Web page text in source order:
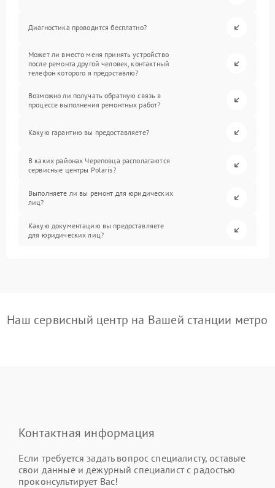
Диагностика проводится бесплатно?
Может ли вместо меня принять устройство
после ремонта другой человек, контактный
телефон которого я предоставлю?
Возможно ли получать обратную связь в
процессе выполнения ремонтных работ?
Какую гарантию вы предоставляете?
В каких районах Череповца располагаются
сервисные центры Polaris?
Выполняете ли вы ремонт для юридических
лиц?
Какую документацию вы предоставляете
для юридических лиц?
Наш сервисный центр на Вашей станции метро
Контактная информация
Если требуется задать вопрос специалисту, оставьте
свои данные и дежурный специалист с радостью
проконсультирует Вас!